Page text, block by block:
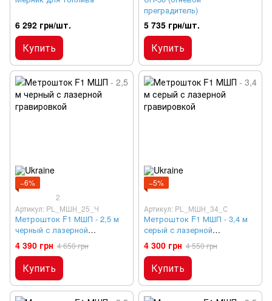
6 292 грн/шт.
Купить
преградитель)
5 735 грн/шт.
Купить
−6%
2
Артикул: PL_МШН_25_Ч
Метрошток F1 МШП - 2,5 м
черный с лазерной
гравировкой
4 390 грн 4 650 грн
Купить
−5%
Артикул: PL_МШН_34_С
Метрошток F1 МШП - 3,4 м
серый с лазерной
гравировкой
4 300 грн 4 550 грн
Купить